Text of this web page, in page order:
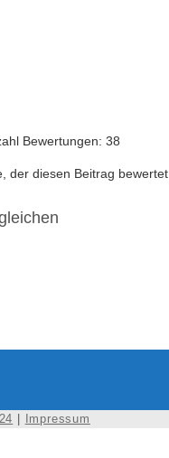
Bewertungen: 38
der diesen Beitrag
Impressum